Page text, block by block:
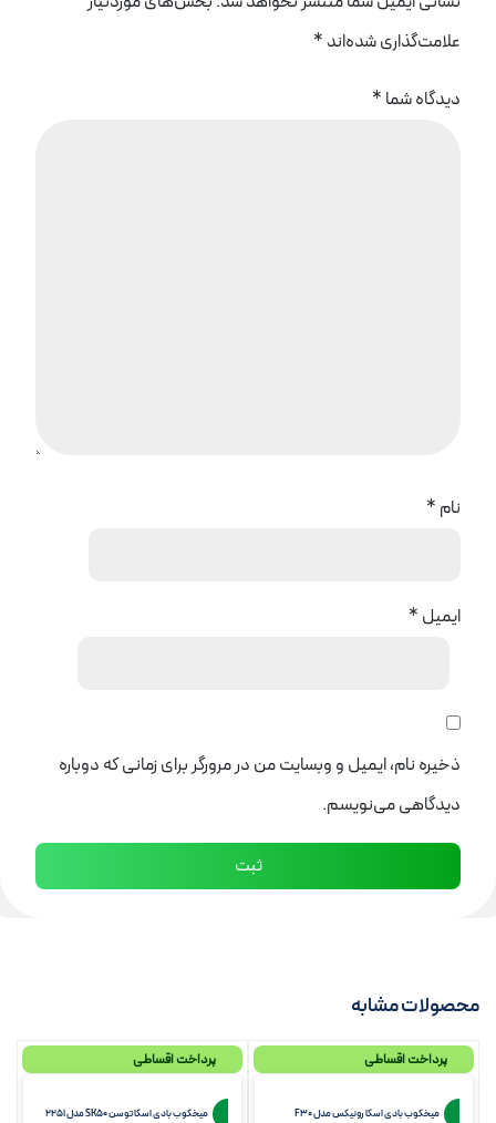
علامت‌گذاری شده‌اند *
دیدگاه شما *
نام *
ایمیل *
ذخیره نام، ایمیل و وبسایت من در مرورگر برای زمانی که دوباره
دیدگاهی می‌نویسم.
محصولات مشابه
پرداخت اقساطی
میخکوب بادی اسکا رونیکس مدل F30
پرداخت اقساطی
میخکوب بادی اسکا توسن SK50 مدل 2251